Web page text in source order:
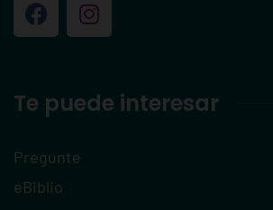
Te puede interesar
Pregunte
eBiblio